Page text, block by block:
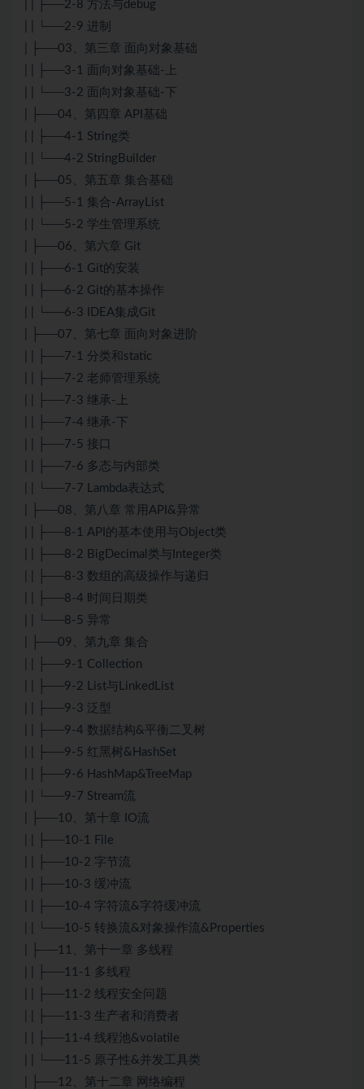
| | ├──2-8 方法与debug
| | └──2-9 进制
| ├──03、第三章 面向对象基础
| | ├──3-1 面向对象基础-上
| | └──3-2 面向对象基础-下
| ├──04、第四章 API基础
| | ├──4-1 String类
| | └──4-2 StringBuilder
| ├──05、第五章 集合基础
| | ├──5-1 集合-ArrayList
| | └──5-2 学生管理系统
| ├──06、第六章 Git
| | ├──6-1 Git的安装
| | ├──6-2 Git的基本操作
| | └──6-3 IDEA集成Git
| ├──07、第七章 面向对象进阶
| | ├──7-1 分类和static
| | ├──7-2 老师管理系统
| | ├──7-3 继承-上
| | ├──7-4 继承-下
| | ├──7-5 接口
| | ├──7-6 多态与内部类
| | └──7-7 Lambda表达式
| ├──08、第八章 常用API&异常
| | ├──8-1 API的基本使用与Object类
| | ├──8-2 BigDecimal类与Integer类
| | ├──8-3 数组的高级操作与递归
| | ├──8-4 时间日期类
| | └──8-5 异常
| ├──09、第九章 集合
| | ├──9-1 Collection
| | ├──9-2 List与LinkedList
| | ├──9-3 泛型
| | ├──9-4 数据结构&平衡二叉树
| | ├──9-5 红黑树&HashSet
| | ├──9-6 HashMap&TreeMap
| | └──9-7 Stream流
| ├──10、第十章 IO流
| | ├──10-1 File
| | ├──10-2 字节流
| | ├──10-3 缓冲流
| | ├──10-4 字符流&字符缓冲流
| | └──10-5 转换流&对象操作流&Properties
| ├──11、第十一章 多线程
| | ├──11-1 多线程
| | ├──11-2 线程安全问题
| | ├──11-3 生产者和消费者
| | ├──11-4 线程池&volatile
| | └──11-5 原子性&并发工具类
| ├──12、第十二章 网络编程